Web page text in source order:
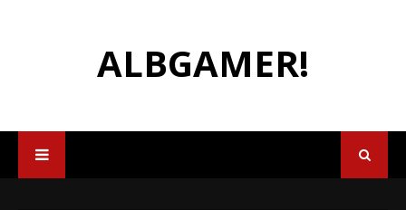
ALBGAMER!